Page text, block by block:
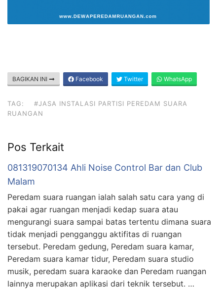
BAGIKAN INI Facebook Twitter WhatsApp
TAG:
#JASA INSTALASI PARTISI PEREDAM SUARA
RUANGAN
Pos Terkait
081319070134 Ahli Noise Control Bar dan Club
Malam
Peredam suara ruangan ialah salah satu cara yang di
pakai agar ruangan menjadi kedap suara atau
mengurangi suara sampai batas tertentu dimana suara
tidak menjadi pengganggu aktifitas di ruangan
tersebut. Peredam gedung, Peredam suara kamar,
Peredam suara kamar tidur, Peredam suara studio
musik, peredam suara karaoke dan Peredam ruangan
lainnya merupakan aplikasi dari teknik tersebut. …